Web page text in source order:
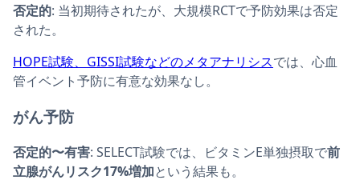
否定的: 当初期待されたが、大規模RCTで予防効果は否定
された。
HOPE試験、GISSI試験などのメタアナリシスでは、心血
管イベント予防に有意な効果なし。
がん予防
否定的〜有害: SELECT試験では、ビタミンE単独摂取で前
立腺がんリスク17%増加という結果も。